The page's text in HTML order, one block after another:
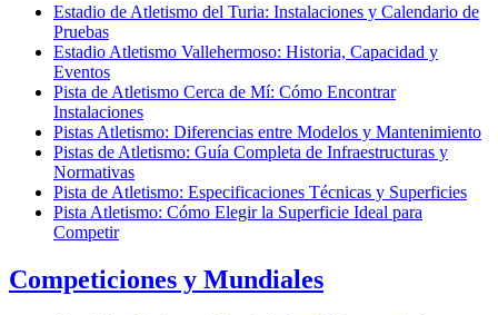
Estadio de Atletismo del Turia: Instalaciones y Calendario de
Pruebas
Estadio Atletismo Vallehermoso: Historia, Capacidad y
Eventos
Pista de Atletismo Cerca de Mí: Cómo Encontrar
Instalaciones
Pistas Atletismo: Diferencias entre Modelos y Mantenimiento
Pistas de Atletismo: Guía Completa de Infraestructuras y
Normativas
Pista de Atletismo: Especificaciones Técnicas y Superficies
Pista Atletismo: Cómo Elegir la Superficie Ideal para
Competir
Competiciones y Mundiales